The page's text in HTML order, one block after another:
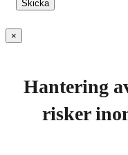
×
Hantering
risker